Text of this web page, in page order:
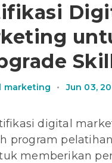
marketing • Jun 03,
digital
program
memberikan